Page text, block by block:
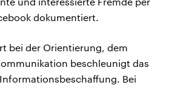
dokumentiert.
bei der Orientierung, dem
beschleunigt das
Bei